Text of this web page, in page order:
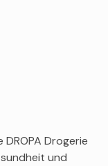
Drogerie
und